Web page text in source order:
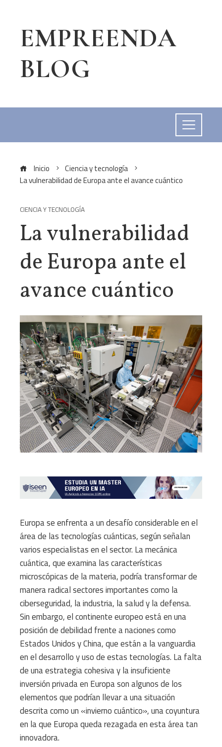
EMPREENDA
BLOG
Inicio
Ciencia y tecnología
La vulnerabilidad de Europa ante el avance cuántico
CIENCIA Y TECNOLOGÍA
La vulnerabilidad
de Europa ante el
avance cuántico
Europa se enfrenta a un desafío considerable en el
área de las tecnologías cuánticas, según señalan
varios especialistas en el sector. La mecánica
cuántica, que examina las características
microscópicas de la materia, podría transformar de
manera radical sectores importantes como la
ciberseguridad, la industria, la salud y la defensa.
Sin embargo, el continente europeo está en una
posición de debilidad frente a naciones como
Estados Unidos y China, que están a la vanguardia
en el desarrollo y uso de estas tecnologías. La falta
de una estrategia cohesiva y la insuficiente
inversión privada en Europa son algunos de los
elementos que podrían llevar a una situación
descrita como un «invierno cuántico», una coyuntura
en la que Europa queda rezagada en esta área tan
innovadora.